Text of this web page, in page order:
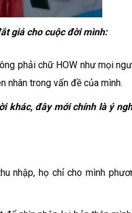
giá cho cuộc đời mình:
phải chữ HOW như mọi
nhân trong vấn đề của mình.
khác, đây mới chính là ý
nhập, họ chỉ cho mình